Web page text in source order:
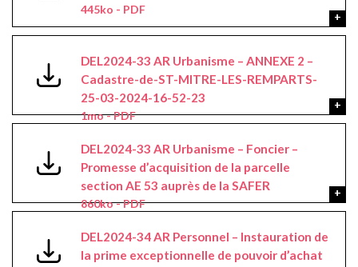
445ko - PDF
DEL2024-33 AR Urbanisme – ANNEXE 2 –
Cadastre-de-ST-MITRE-LES-REMPARTS-
25-03-2024-16-52-23
1mo - PDF
DEL2024-33 AR Urbanisme – Foncier –
Promesse d’acquisition de la parcelle
section AE 53 auprès de la SAFER
860ko - PDF
DEL2024-34 AR Personnel – Instauration de
la prime exceptionnelle de pouvoir d’achat